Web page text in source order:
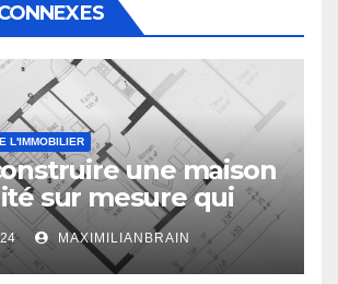
L'IMMOBILIER
une maison
sur mesure qui
!
MAXIMILIANBRAIN